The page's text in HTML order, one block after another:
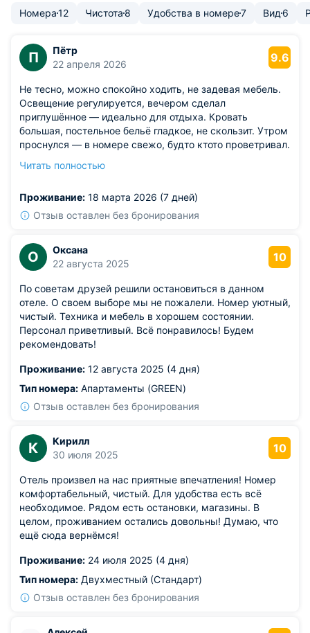
Номера12 Чистота 8 Удобства в номере7 Вид 6
П
Пётр
22 апреля 2026
9.6
Не тесно, можно спокойно ходить, не задевая мебель.
Освещение регулируется, вечером сделал
приглушённое — идеально для отдыха. Кровать
большая, постельное бельё гладкое, не скользит. Утром
проснулся — в номере свежо, будто ктото проветривал.
стоящего человека — чтобы посмотреть на себя,
Читать полностью
Проживание: 18 марта 2026 (7 дней)
Отзыв оставлен без бронирования
О
Оксана
22 августа 2025
10
По советам друзей решили остановиться в данном
отеле. О своем выборе мы не пожалели. Номер уютный,
чистый. Техника и мебель в хорошем состоянии.
Персонал приветливый. Всё понравилось! Будем
рекомендовать!
Проживание: 12 августа 2025 (4 дня)
Тип номера: Апартаменты (GREEN)
Отзыв оставлен без бронирования
К
Кирилл
30 июля 2025
10
Отель произвел на нас приятные впечатления! Номер
комфортабельный, чистый. Для удобства есть всё
необходимое. Рядом есть остановки, магазины. В
целом, проживанием остались довольны! Думаю, что
ещё сюда вернёмся!
Проживание: 24 июля 2025 (4 дня)
Тип номера: Двухместный (Стандарт)
Отзыв оставлен без бронирования